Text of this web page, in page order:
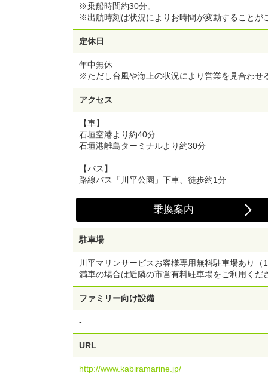
※乗船時間約30分。
※出航時刻は状況によりお時間が変動することが
定休日
年中無休
※ただし台風や海上の状況により営業を見合わせ
アクセス
【車】
石垣空港より約40分
石垣港離島ターミナルより約30分
【バス】
路線バス「川平公園」下車、徒歩約1分
乗換案内
駐車場
川平マリンサービスお客様専用無料駐車場あり（
満車の場合は近隣の市営有料駐車場をご利用くだ
ファミリー向け設備
-
URL
http://www.kabiramarine.jp/